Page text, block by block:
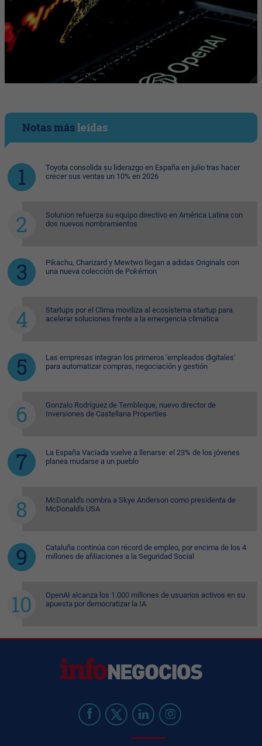
Notas másleídas
Toyota consolida su liderazgo en España en julio tras hacer
crecer sus ventas un 10% en 2026
Solunion refuerza su equipo directivo en América Latina con
dos nuevos nombramientos
Pikachu, Charizard y Mewtwo llegan a adidas Originals con
una nueva colección de Pokémon
Startups por el Clima moviliza al ecosistema startup para
acelerar soluciones frente a la emergencia climática
Las empresas integran los primeros 'empleados digitales'
para automatizar compras, negociación y gestión
Gonzalo Rodríguez de Tembleque, nuevo director de
Inversiones de Castellana Properties
La España Vaciada vuelve a llenarse: el 23% de los jóvenes
planea mudarse a un pueblo
McDonald's nombra a Skye Anderson como presidenta de
McDonald's USA
Cataluña continúa con récord de empleo, por encima de los 4
millones de afiliaciones a la Seguridad Social
OpenAI alcanza los 1.000 millones de usuarios activos en su
apuesta por democratizar la IA